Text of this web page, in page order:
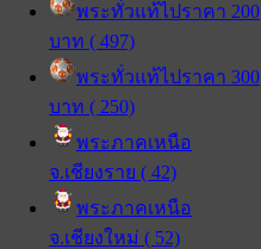
พระทั่วแท้ไปราคา 200
บาท ( 497)
พระทั่วแท้ไปราคา 300
บาท ( 250)
พระภาคเหนือ
จ.เชียงราย ( 42)
พระภาคเหนือ
จ.เชียงใหม่ ( 52)